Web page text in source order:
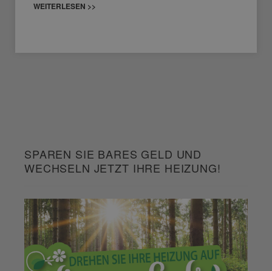
WEITERLESEN >>
SPAREN SIE BARES GELD UND
WECHSELN JETZT IHRE HEIZUNG!